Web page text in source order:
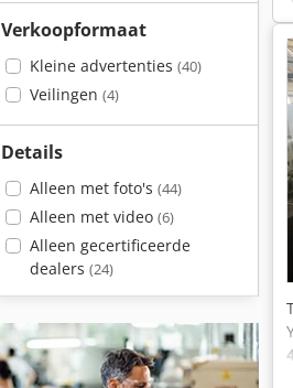
Verkoopformaat
Kleine advertenties (40)
Veilingen (4)
Details
Alleen met foto's (44)
Alleen met video (6)
Alleen gecertificeerde
dealers (24)